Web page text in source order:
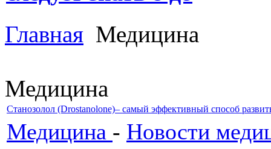
Главная Медицина
Медицина
Станозолол (Drostanolone)– самый эффективный способ
Медицина - Новости